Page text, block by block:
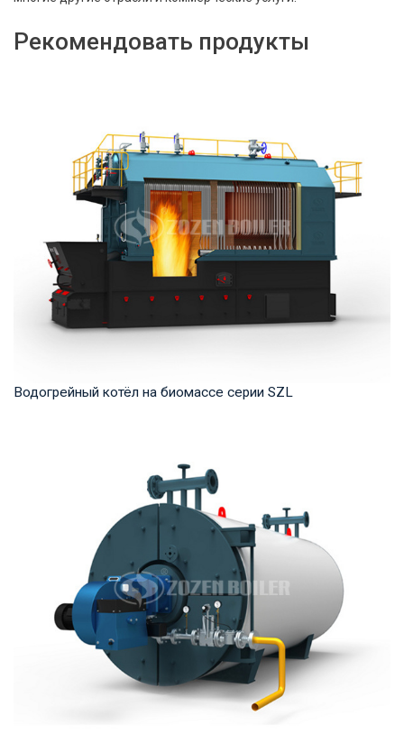
Рекомендовать продукты
Водогрейный котёл на биомассе серии SZL
мощность продукта: 2,8-29 МВт Температура...